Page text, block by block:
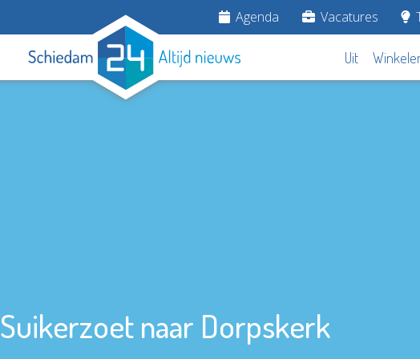
Agenda Vacatures
Uit
Suikerzoet naar Dorpskerk